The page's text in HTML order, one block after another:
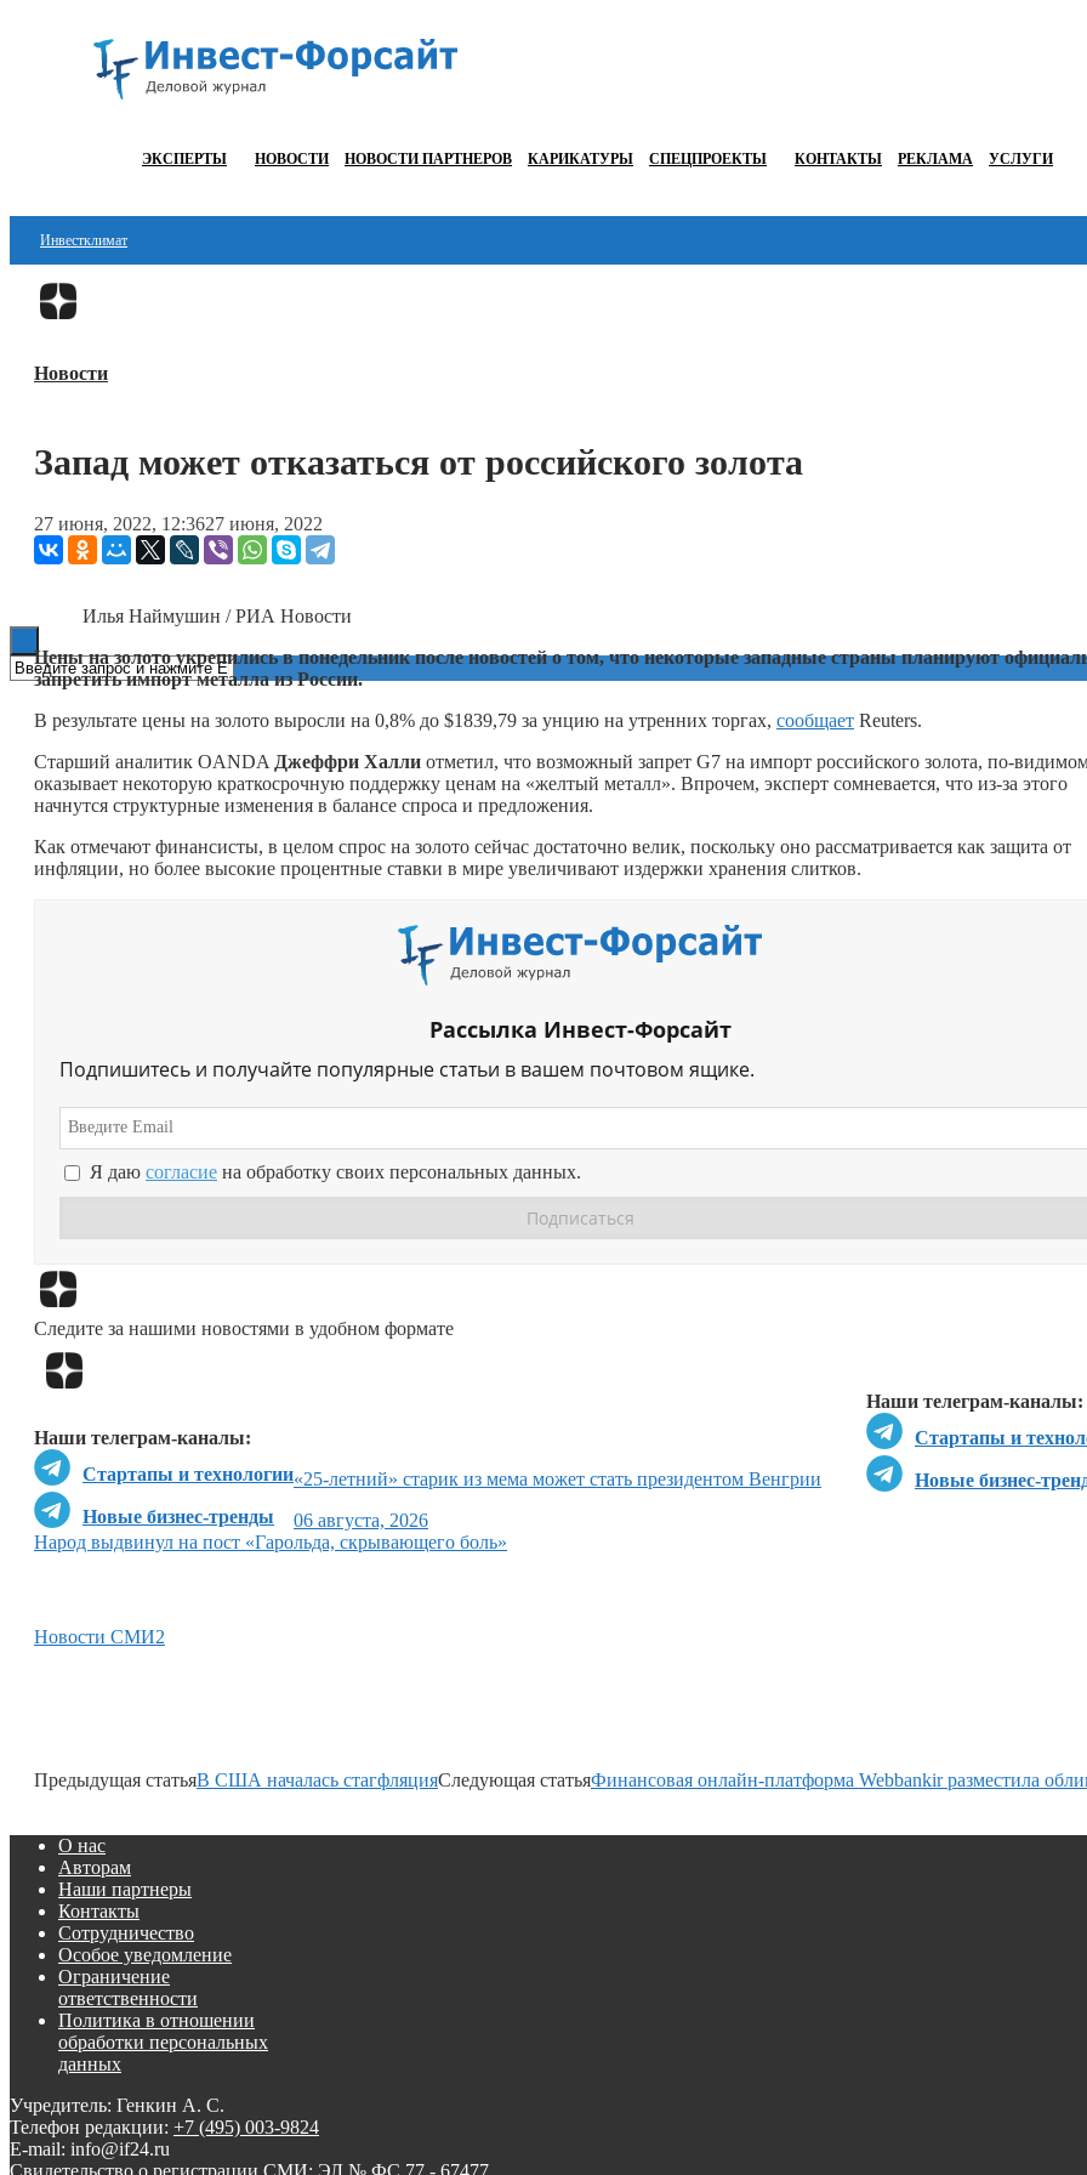
ЭКСПЕРТЫ НОВОСТИ НОВОСТИ ПАРТНЕРОВ КАРИКАТУРЫ СПЕЦПРОЕКТЫ КОНТАКТЫ РЕКЛАМА УСЛУГИ
Инвестклимат
Финансы
Блокчейн
Технологии
ESG
Новости
Запад может отказаться от российского золота
27 июня, 2022, 12:3627 июня, 2022
Илья Наймушин / РИА Новости
Цены на золото укрепились в понедельник после новостей о том, что некоторые западные страны планируют
запретить импорт металла из России.
В результате цены на золото выросли на 0,8% до $1839,79 за унцию на утренних торгах, сообщает Reuters.
Старший аналитик OANDA Джеффри Халли отметил, что возможный запрет G7 на импорт российского золота, по-
оказывает некоторую краткосрочную поддержку ценам на «желтый металл». Впрочем, эксперт сомневается, что из-за этого
начнутся структурные изменения в балансе спроса и предложения.
Как отмечают финансисты, в целом спрос на золото сейчас достаточно велик, поскольку оно рассматривается как защита от
инфляции, но более высокие процентные ставки в мире увеличивают издержки хранения слитков.
Рассылка Инвест-Форсайт
Подпишитесь и получайте популярные статьи в вашем почтовом ящике.
Я даю согласие на обработку своих персональных данных.
Следите за нашими новостями в удобном формате
Наши телеграм-каналы:
Стартапы и
Новые бизнес-
Наши телеграм-каналы:
Стартапы и технологии
Новые бизнес-тренды
«25-летний» старик из мема может стать президентом Венгрии
06 августа, 2026
Народ выдвинул на пост «Гарольда, скрывающего боль»
Новости СМИ2
Предыдущая статьяВ США началась стагфляцияСледующая статьяФинансовая онлайн-платформа Webbankir разместила
О нас
Авторам
Наши партнеры
Контакты
Сотрудничество
Особое уведомление
Ограничение
ответственности
Политика в отношении
обработки персональных
данных
Учредитель: Генкин А. С.
Телефон редакции: +7 (495) 003-9824
E-mail: info@if24.ru